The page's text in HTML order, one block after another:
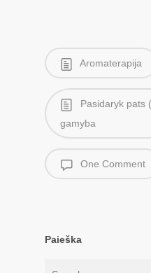
Aromaterapija
Pasidaryk pats
gamyba
One Comment
Paieška